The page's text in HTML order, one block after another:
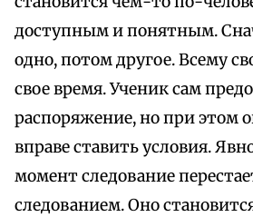
доступным и понятным.
одно, потом другое. Всему
свое время. Ученик сам
распоряжение, но при этом
вправе ставить условия.
момент следование
следованием. Оно